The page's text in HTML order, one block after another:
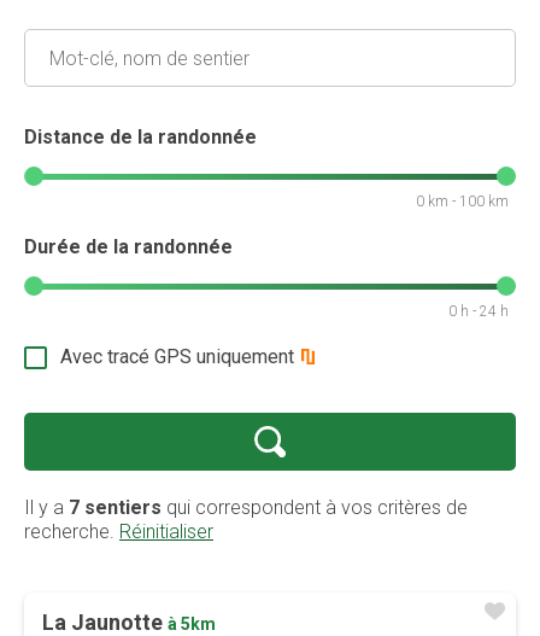
Distance de la randonnée
0 km - 100 km
Durée de la randonnée
0 h - 24 h
Avec tracé GPS uniquement
Il y a 7 sentiers qui correspondent à vos critères de
recherche. Réinitialiser
La Jaunotte à 5km